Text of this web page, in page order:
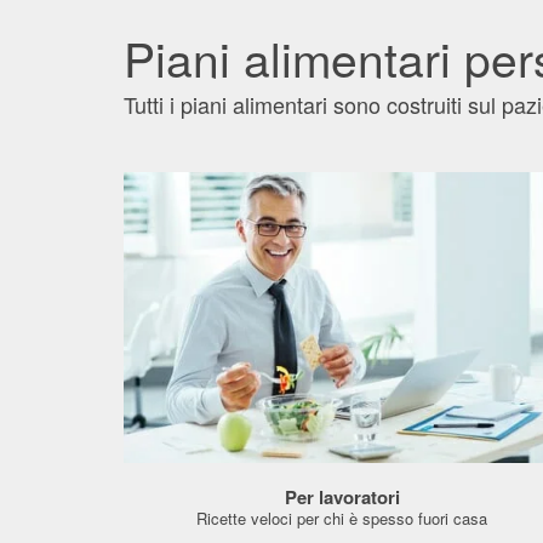
Piani alimentari
Tutti i piani alimentari sono costruiti sul
Per lavoratori
Ricette veloci per chi è spesso fuori casa